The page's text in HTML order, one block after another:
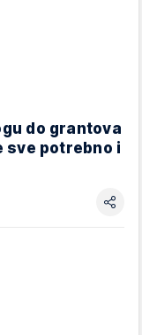
do grantova
sve potrebno i